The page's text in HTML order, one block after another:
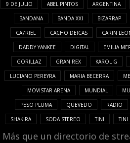
9 DE JULIO ABEL PINTOS ARGENTINA
BANDANA BANDA XXI BIZARRAP
CA7RIEL CACHO DEICAS CARIN
DADDY YANKEE DIGITAL EMILIA
GORILLAZ GRAN REX KAROL G
LUCIANO PEREYRA MARIA BECERRA
MOVISTAR ARENA MUNDIAL
PESO PLUMA QUEVEDO RADIO
SHAKIRA SODA STEREO TINI TINI
Más que un directorio de